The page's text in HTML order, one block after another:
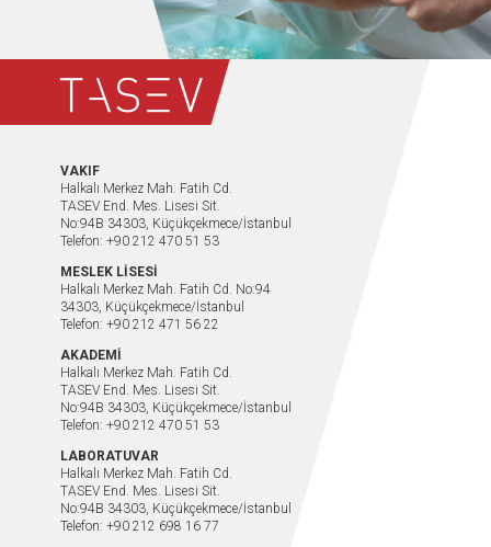
VAKIF
Halkalı Merkez Mah. Fatih Cd.
TASEV End. Mes. Lisesi Sit.
No:94B 34303, Küçükçekmece/İstanbul
Telefon: +90 212 470 51 53
MESLEK LİSESİ
Halkalı Merkez Mah. Fatih Cd. No:94
34303, Küçükçekmece/İstanbul
Telefon: +90 212 471 56 22
AKADEMİ
Halkalı Merkez Mah. Fatih Cd.
TASEV End. Mes. Lisesi Sit.
No:94B 34303, Küçükçekmece/İstanbul
Telefon: +90 212 470 51 53
LABORATUVAR
Halkalı Merkez Mah. Fatih Cd.
TASEV End. Mes. Lisesi Sit.
No:94B 34303, Küçükçekmece/İstanbul
Telefon: +90 212 698 16 77